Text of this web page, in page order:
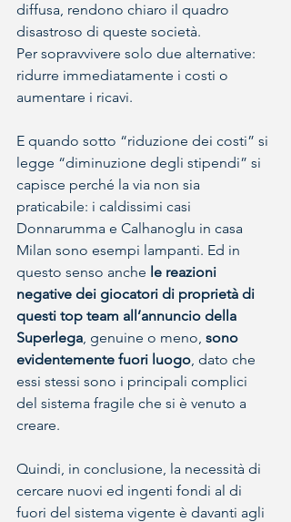
diffusa, rendono chiaro il quadro
disastroso di queste società.
Per sopravvivere solo due alternative:
ridurre immediatamente i costi o
aumentare i ricavi.
E quando sotto “riduzione dei costi” si
legge “diminuzione degli stipendi” si
capisce perché la via non sia
praticabile: i caldissimi casi
Donnarumma e Calhanoglu in casa
Milan sono esempi lampanti. Ed in
questo senso anche le reazioni
negative dei giocatori di proprietà di
questi top team all’annuncio della
Superlega, genuine o meno, sono
evidentemente fuori luogo, dato che
essi stessi sono i principali complici
del sistema fragile che si è venuto a
creare.
Quindi, in conclusione, la necessità di
cercare nuovi ed ingenti fondi al di
fuori del sistema vigente è davanti agli